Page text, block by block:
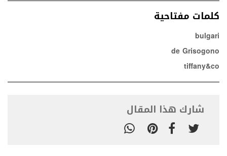
كلمات مفتاحية
bulgari
de Grisogono
tiffany&co
شارك هذا المقال